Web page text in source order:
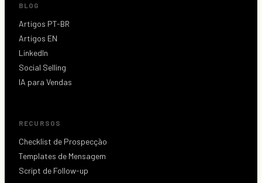
BLOG
Artigos PT-BR
Artigos EN
LinkedIn
Social Selling
IA para Vendas
RECURSOS
Checklist de Prospecção
Templates de Mensagem
Script de Follow-up